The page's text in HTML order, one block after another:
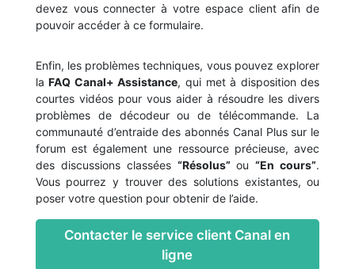
devez vous connecter à votre espace client afin de
pouvoir accéder à ce formulaire.
Enfin, les problèmes techniques, vous pouvez explorer
laFAQ Canal+ Assistance, qui met à disposition des
courtes vidéos pour vous aider à résoudre les divers
problèmes de décodeur ou de télécommande. La
communauté d’entraide des abonnés Canal Plus sur le
forum est également une ressource précieuse, avec
des discussions classées “Résolus”ou“En cours”.
Vous pourrez y trouver des solutions existantes, ou
poser votre question pour obtenir de l’aide.
Contacter le service client Canal en
ligne